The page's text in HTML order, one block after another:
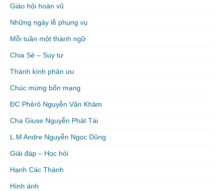
Giáo hội hoàn vũ
Những ngày lễ phụng vụ
Mỗi tuần một thành ngữ
Chia Sẻ – Suy tư
Thành kính phân ưu
Chúc mừng bổn mạng
ĐC Phêrô Nguyễn Văn Khảm
Cha Giuse Nguyễn Phát Tài
L.M Andre Nguyễn Ngọc Dũng
Giải đáp – Học hỏi
Hạnh Các Thánh
Hình ảnh